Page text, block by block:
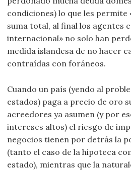
condiciones) lo que les permite
suma total, al final los agentes
internacional» no solo han
medida islandesa de no hacer
contraídas con foráneos.
Cuando un país (yendo al
estados) paga a precio de oro
acreedores ya asumen (y por
intereses altos) el riesgo de
negocios tienen por detrás la
(tanto el caso de la hipoteca
estado), mientras que la